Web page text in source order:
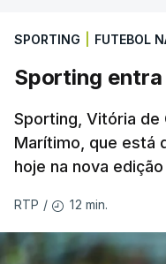
SPORTING FUTEBOL
Sporting entra
Sporting, Vitória de
Marítimo, que está
hoje na nova
RTP / 12 min.